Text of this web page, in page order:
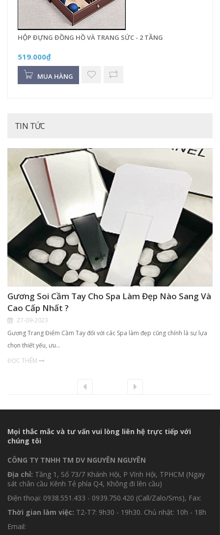
HỘP ĐỰNG ĐỒNG HỒ VÀ TRANG SỨC - 2 TẦNG
519.000₫
MUA HÀNG
TIN TỨC
Gương Soi Cầm Tay Cho Spa Làm Đẹp Nào Sang Và
Cao Cấp Nhất ?
27-09-2023
Gương Trang Điểm Cầm Tay đối với các Spa làm đẹp cũng chính là sự lựa
chọn thiết yếu, ưu…
ĐỌC THÊM
Mọi thắc mắc và tư vấn vui lòng liên hệ trực tiếp với
chúng tôi
CÔNG TY TNHH TM DV NGUYÊN NGUYÊN
Địa chỉ: Tầng 1, Số 73/7 Khánh Hội, P Vĩnh Hội, TPHCM (Ngay
sát chân cầu Kênh Tẻ phía Q4, Không đi lên cầu)
Điện thoại: 0938.551.433 - 0939.750.420 (Call/Zalo/Sms), Fax:
Thời gian làm việc: T2-T7: 9h30 - 19h30. Chủ nhật: 10h - 18h
Email: